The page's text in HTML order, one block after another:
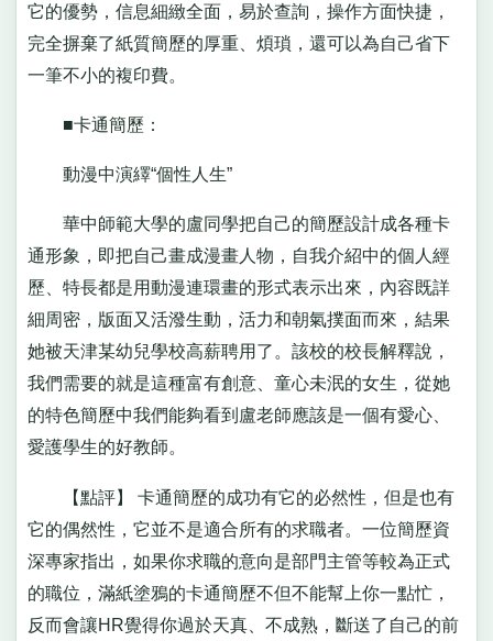
它的優勢，信息細緻全面，易於查詢，操作方面快捷，
完全摒棄了紙質簡歷的厚重、煩瑣，還可以為自己省下
一筆不小的複印費。
■卡通簡歷：
動漫中演繹“個性人生”
華中師範大學的盧同學把自己的簡歷設計成各種卡
通形象，即把自己畫成漫畫人物，自我介紹中的個人經
歷、特長都是用動漫連環畫的形式表示出來，內容既詳
細周密，版面又活潑生動，活力和朝氣撲面而來，結果
她被天津某幼兒學校高薪聘用了。該校的校長解釋說，
我們需要的就是這種富有創意、童心未泯的女生，從她
的特色簡歷中我們能夠看到盧老師應該是一個有愛心、
愛護學生的好教師。
【點評】 卡通簡歷的成功有它的必然性，但是也有
它的偶然性，它並不是適合所有的求職者。一位簡歷資
深專家指出，如果你求職的意向是部門主管等較為正式
的職位，滿紙塗鴉的卡通簡歷不但不能幫上你一點忙，
反而會讓HR覺得你過於天真、不成熟，斷送了自己的前